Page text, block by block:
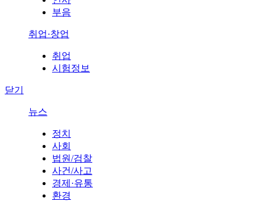
부음
취업·창업
취업
시험정보
닫기
뉴스
정치
사회
법원/검찰
사건/사고
경제·유통
환경